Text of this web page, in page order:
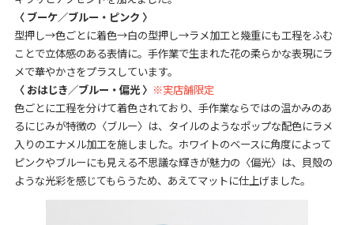
〈 ブーケ／ブルー・ピンク 〉
型押し→色ごとに着色→白の型押し→ラメ加工と幾重にも工程をふむ
ことで立体感のある表情に。手作業で生まれた花の柔らかな表現にラ
メで華やかさをプラスしています。
〈 おはじき／ブルー・偏光 〉 ※実店舗限定
色ごとに工程を分けて着色されており、手作業ならではの温かみのあ
るにじみが特徴の〈ブルー〉は、タイルのようなポップな配色にラメ
入りのエナメル加工を施しました。ホワイトのベースに角度によって
ピンクやブルーにも見える不思議な輝きが魅力の〈偏光〉は、貝殻の
ような光彩を感じてもらうため、あえてマットに仕上げました。